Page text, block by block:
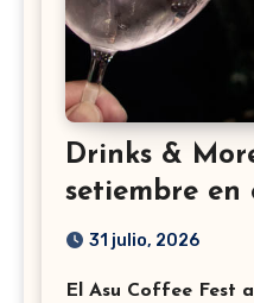
Drinks &
setiembre en
31 julio, 2026
El Asu Coffee Fest